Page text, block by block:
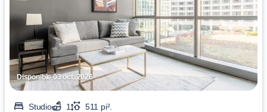
Disponible 03 oct. 2026
Studio 1
511 pi².